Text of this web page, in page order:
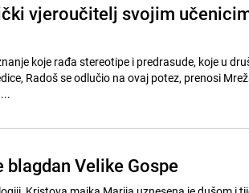
vjeroučitelj svojim
koje rađa stereotipe i predrasude, koje u
Radoš se odlučio na ovaj potez, prenosi
Velike Gospe